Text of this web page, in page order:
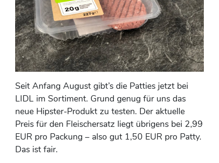
Seit Anfang August gibt’s die Patties jetzt bei
LIDL im Sortiment. Grund genug für uns das
neue Hipster-Produkt zu testen. Der aktuelle
Preis für den Fleischersatz liegt übrigens bei 2,99
EUR pro Packung – also gut 1,50 EUR pro Patty.
Das ist fair.